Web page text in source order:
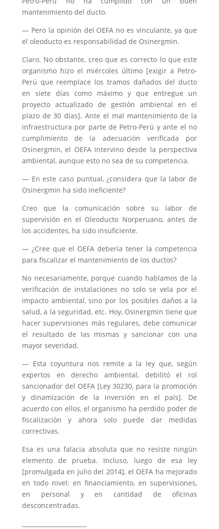
mantenimiento del ducto.
— Pero la opinión del OEFA no es vinculante, ya que
el oleoducto es responsabilidad de Osinergmin.
Claro. No obstante, creo que es correcto lo que este
organismo hizo el miércoles último [exigir a Petro-
Perú que reemplace los tramos dañados del ducto
en siete días como máximo y que entregue un
proyecto actualizado de gestión ambiental en el
plazo de 30 días]. Ante el mal mantenimiento de la
infraestructura por parte de Petro-Perú y ante el no
cumplimiento de la adecuación verificada por
Osinergmin, el OEFA intervino desde la perspectiva
ambiental, aunque esto no sea de su competencia.
— En este caso puntual, ¿considera que la labor de
Osinergmin ha sido ineficiente?
Creo que la comunicación sobre su labor de
supervisión en el Oleoducto Norperuano, antes de
los accidentes, ha sido insuficiente.
— ¿Cree que el OEFA debería tener la competencia
para fiscalizar el mantenimiento de los ductos?
No necesariamente, porque cuando hablamos de la
verificación de instalaciones no solo se vela por el
impacto ambiental, sino por los posibles daños a la
salud, a la seguridad, etc. Hoy, Osinergmin tiene que
hacer supervisiones más regulares, debe comunicar
el resultado de las mismas y sancionar con una
mayor severidad.
— Esta coyuntura nos remite a la ley que, según
expertos en derecho ambiental, debilitó el rol
sancionador del OEFA [Ley 30230, para la promoción
y dinamización de la inversión en el país]. De
acuerdo con ellos, el organismo ha perdido poder de
fiscalización y ahora solo puede dar medidas
correctivas.
Esa es una falacia absoluta que no resiste ningún
elemento de prueba. Incluso, luego de esa ley
[promulgada en julio del 2014], el OEFA ha mejorado
en todo nivel: en financiamiento, en supervisiones,
en personal y en cantidad de oficinas
desconcentradas.